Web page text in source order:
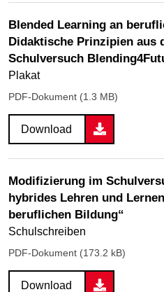
Blended Learning an
Didaktische Prinzipien aus
Schulversuch
Plakat
PDF-Dokument (1.3 MB)
Download
Modifizierung im
hybrides Lehren und
beruflichen Bildung“
Schulschreiben
PDF-Dokument (173.2 kB)
Download